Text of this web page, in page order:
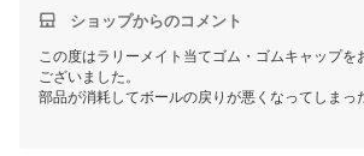
ショップからのコメント
この度はラリーメイト当てゴム・ゴムキャップを
ございました。
部品が消耗してボールの戻りが悪くなってしまっ
やはり当てゴム・ゴムキャップなどは消耗して